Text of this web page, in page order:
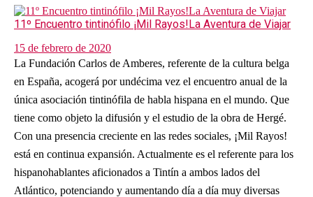
11º Encuentro tintinófilo ¡Mil Rayos!La Aventura de Viajar
15 de febrero de 2020
La Fundación Carlos de Amberes, referente de la cultura belga
en España, acogerá por undécima vez el encuentro anual de la
única asociación tintinófila de habla hispana en el mundo. Que
tiene como objeto la difusión y el estudio de la obra de Hergé.
Con una presencia creciente en las redes sociales, ¡Mil Rayos!
está en continua expansión. Actualmente es el referente para los
hispanohablantes aficionados a Tintín a ambos lados del
Atlántico, potenciando y aumentando día a día muy diversas